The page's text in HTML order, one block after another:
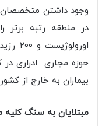
وجود داشتن متخصصان
حوزه مجاری ادراری در
بیماران به خارج از
مبتلایان به سنگ